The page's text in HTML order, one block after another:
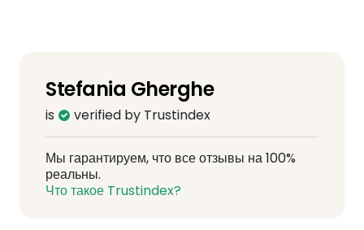
Stefania Gherghe
is verified by Trustindex
Мы гарантируем, что все отзывы на 100%
реальны.
Что такое Trustindex?